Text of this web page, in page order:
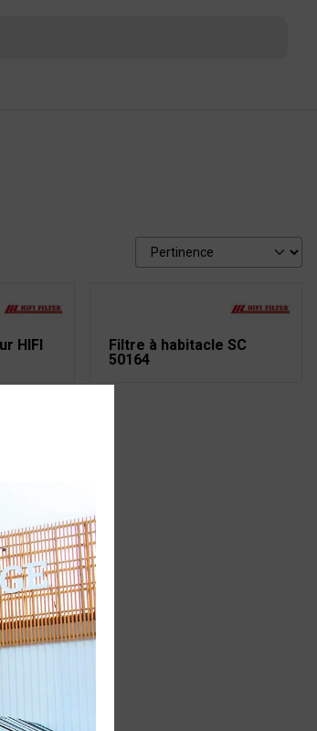
HIFI
Filtre à habitacle SC
50164